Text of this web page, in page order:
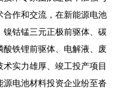
术合作和交流，在新能源电池
镍钴锰三元正极前驱体、碳
酸铁锂前驱体、电解液、废
术实力雄厚、竣工投产项目
能源电池材料投资企业纷至沓